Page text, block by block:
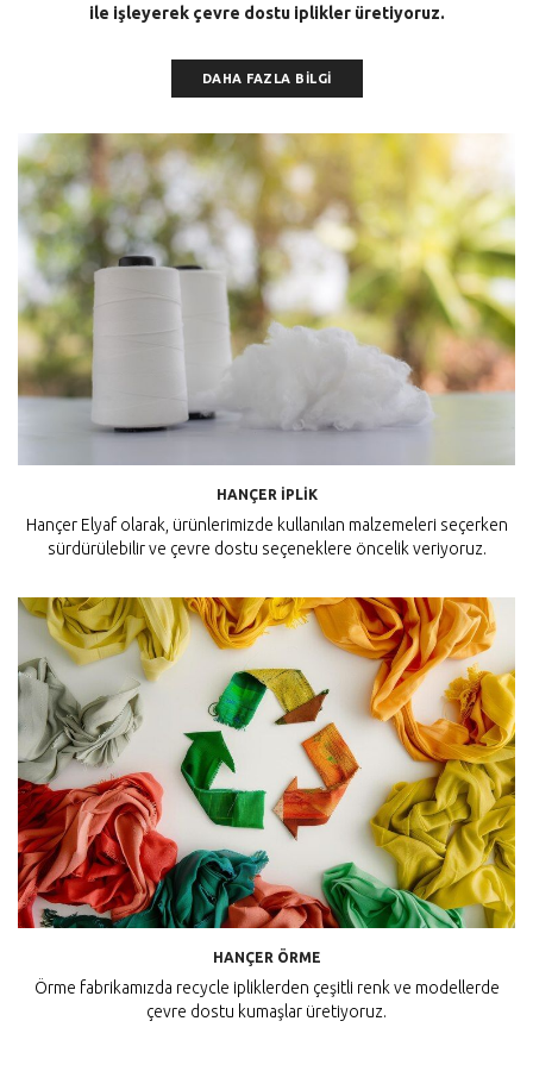
ile işleyerek çevre dostu iplikler üretiyoruz.
DAHA FAZLA BİLGİ
HANÇER İPLIK
Hançer Elyaf olarak, ürünlerimizde kullanılan malzemeleri seçerken
sürdürülebilir ve çevre dostu seçeneklere öncelik veriyoruz.
HANÇER ÖRME
Örme fabrikamızda recycle ipliklerden çeşitli renk ve modellerde
çevre dostu kumaşlar üretiyoruz.